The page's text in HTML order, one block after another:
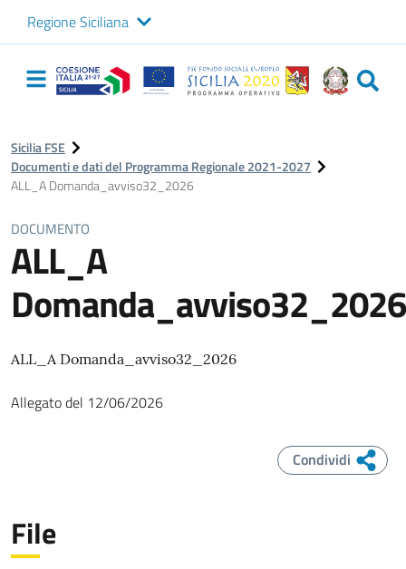
Regione Siciliana
Logo Sicilia FSE
Navigazione
principale
Sicilia FSE
Documenti e dati del Programma Regionale 2021-2027
ALL_A Domanda_avviso32_2026
DOCUMENTO
ALL_A
Domanda_avviso32_2026
ALL_A Domanda_avviso32_2026
Allegatodel 12/06/2026
Condividi
File